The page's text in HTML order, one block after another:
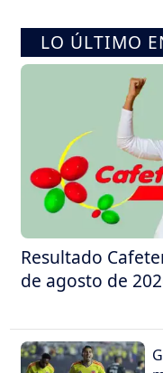
LO ÚLTIMO
Resultado
de agosto de